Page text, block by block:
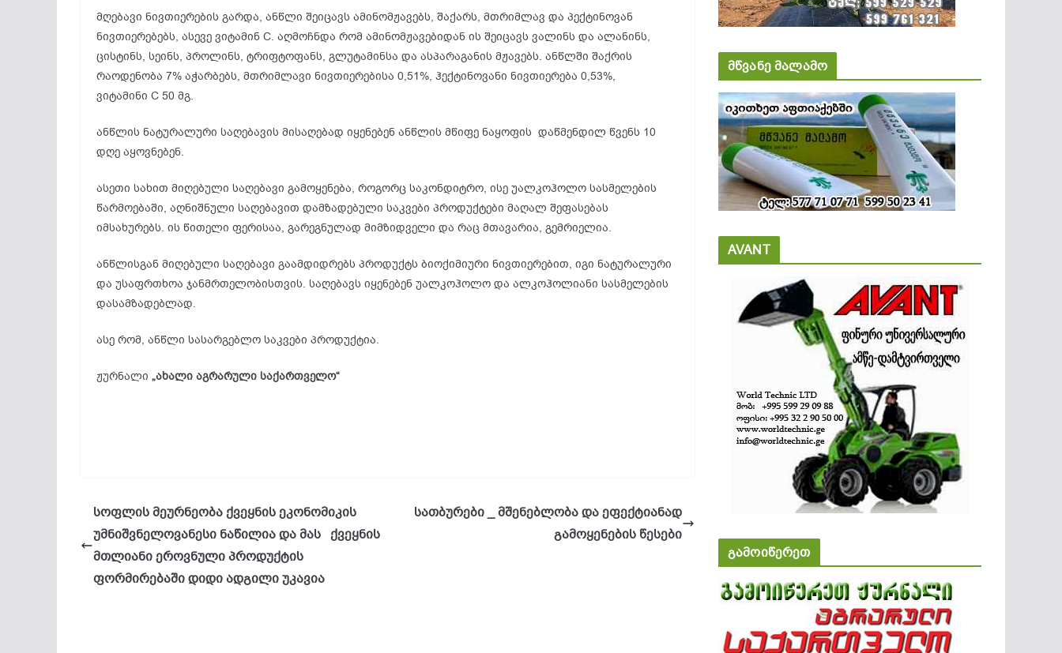
მღებავი ნივთიერების გარდა, ანწლი შეიცავს ამინომჟავებს, შაქარს, მთრიმლავ და პექტინოვან
ნივთიერებებს, ასევე ვიტამინ C. აღმოჩნდა რომ ამინომჟავებიდან ის შეიცავს ვალინს და ალანინს,
ცისტინს, სეინს, პროლინს, ტრიფტოფანს, გლუტამინსა და ასპარაგანის მჟავებს. ანწლში შაქრის
რაოდენობა 7% აჭარბებს, მთრიმლავი ნივთიერებისა 0,51%, ჰექტინოვანი ნივთიერება 0,53%,
ვიტამინი C 50 მგ.
ანწლის ნატურალური საღებავის მისაღებად იყენებენ ანწლის მწიფე ნაყოფის დაწმენდილ წვენს 10
დღე აყოვნებენ.
ასეთი სახით მიღებული საღებავი გამოყენება, როგორც საკონდიტრო, ისე უალკოჰოლო სასმელების
წარმოებაში, აღნიშნული საღებავით დამზადებული საკვები პროდუქტები მაღალ შეფასებას
იმსახურებს. ის წითელი ფერისაა, გარეგნულად მიმზიდველი და რაც მთავარია, გემრიელია.
ანწლისგან მიღებული საღებავი გაამდიდრებს პროდუქტს ბიოქიმიური ნივთიერებით, იგი ნატურალური
და უსაფრთხოა ჯანმრთელობისთვის. საღებავს იყენებენ უალკოჰოლო და ალკოჰოლიანი სასმელების
დასამზადებლად.
ასე რომ, ანწლი სასარგებლო საკვები პროდუქტია.
ჟურნალი „ახალი აგრარული საქართველო“
სოფლის მეურნეობა ქვეყნის ეკონომიკის
უმნიშვნელოვანესი ნაწილია და მას ქვეყნის
მთლიანი ეროვნული პროდუქტის
ფორმირებაში დიდი ადგილი უკავია
სათბურები _ მშენებლობა და ეფექტიანად
გამოყენების წესები
მწვანე მალამო
AVANT
გამოიწერეთ